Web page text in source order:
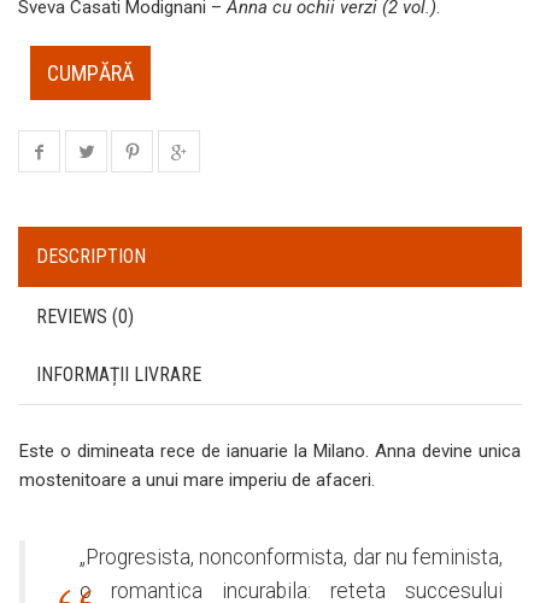
Sveva Casati Modignani –Anna cu ochii verzi (2 vol.).
CUMPĂRĂ
DESCRIPTION
REVIEWS (0)
INFORMAȚII LIVRARE
Este o dimineata rece de ianuarie la Milano. Anna devine unica
mostenitoare a unui mare imperiu de afaceri.
„Progresista, nonconformista, dar nu feminista,
o romantica incurabila: reteta succesului